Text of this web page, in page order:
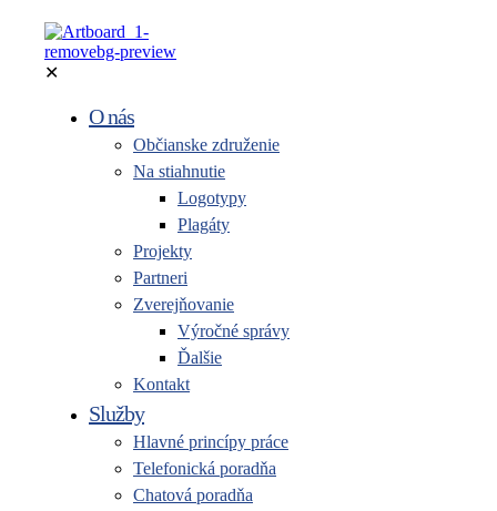
✕
O nás
Občianske združenie
Na stiahnutie
Logotypy
Plagáty
Projekty
Partneri
Zverejňovanie
Výročné správy
Ďalšie
Kontakt
Služby
Hlavné princípy práce
Telefonická poradňa
Chatová poradňa